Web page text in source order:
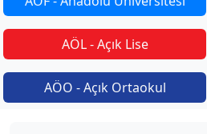
AÖL - Açık Lise
AÖO - Açık Ortaokul